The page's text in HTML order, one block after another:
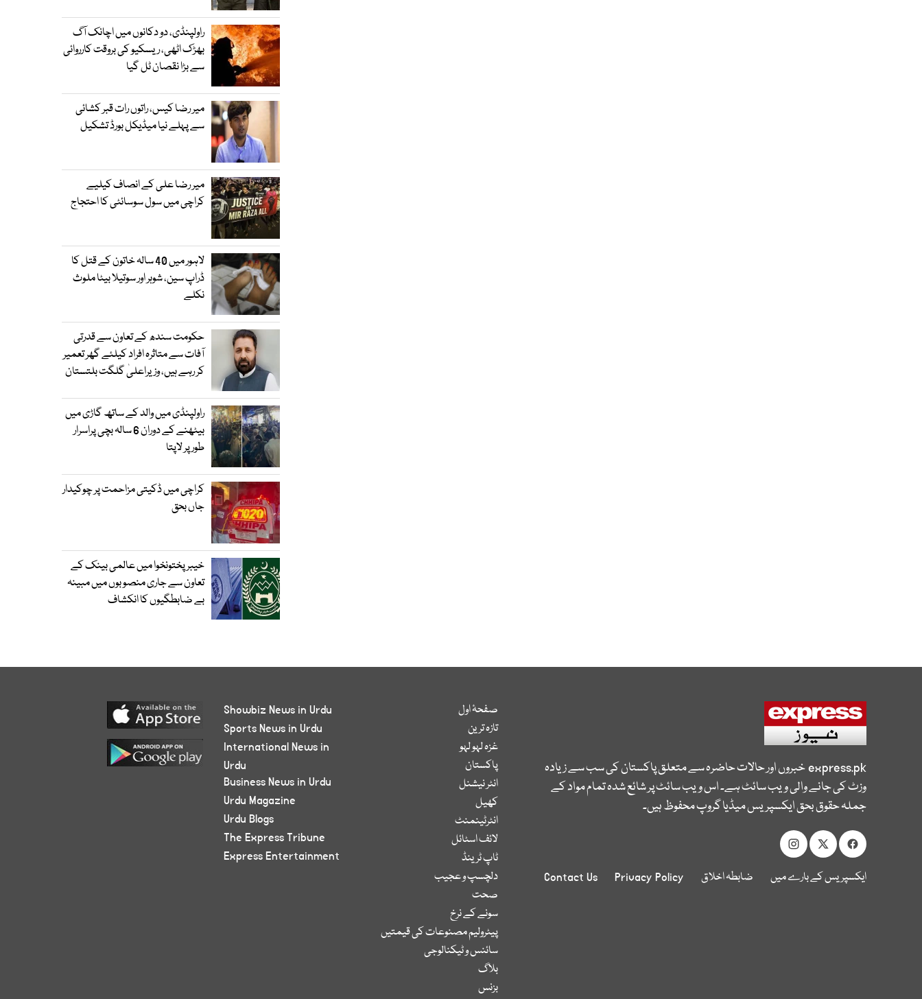
راولپنڈی، دو دکانوں میں اچانک آگ
بھڑک اٹھی، ریسکیو کی بروقت کارروائی
سے بڑا نقصان ٹل گیا
میر رضا کیس، راتوں رات قبر کشائی
سے پہلے نیا میڈیکل بورڈ تشکیل
میر رضا علی کے انصاف کیلیے
کراچی میں سول سوسائٹی کا احتجاج
لاہور میں 40 سالہ خاتون کے قتل کا
ڈراپ سین، شوہر اور سوتیلا بیٹا ملوث
نکلے
حکومت سندھ کے تعاون سے قدرتی
آفات سے متاثرہ افراد کیلئے گھر تعمیر
کر رہے ہیں، وزیراعلیٰ گلگت بلتستان
راولپنڈی میں والد کے ساتھ گاڑی میں
بیٹھنے کے دوران 6 سالہ بچی پراسرار
طور پر لاپتا
کراچی میں ڈکیتی مزاحمت پر چوکیدار
جاں بحق
خیبرپختونخوا میں عالمی بینک کے
تعاون سے جاری منصوبوں میں مبینہ
بے ضابطگیوں کا انکشاف
express.pkخبروں اور حالات حاضرہ سے متعلق پاکستان کی سب سے زیادہ
وزٹ کی جانے والی ویب سائٹ ہے۔ اس ویب سائٹ پر شائع شدہ تمام مواد کے
جملہ حقوق بحق ایکسپریس میڈیا گروپ محفوظ ہیں۔
ایکسپریس کے بارے میں ضابطہ اخلاق Privacy Policy
Contact Us
صفحۂ اول
تازہ ترین
غزہ لہو لہو
پاکستان
انٹر نیشنل
کھیل
انٹرٹینمنٹ
لائف اسٹائل
ٹاپ ٹرینڈ
دلچسپ و عجیب
صحت
سونے کے نرخ
پیٹرولیم مصنوعات کی قیمتیں
سائنس و ٹیکنالوجی
بلاگ
بزنس
Showbiz News in Urdu
Sports News in Urdu
International News in
Urdu
Business News in Urdu
Urdu Magazine
Urdu Blogs
The Express Tribune
Express Entertainment